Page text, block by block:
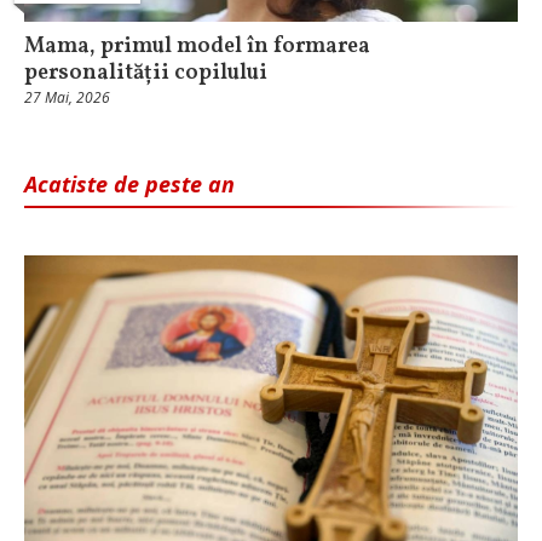
Mama, primul model în formarea
personalității copilului
27 Mai, 2026
Acatiste de peste an